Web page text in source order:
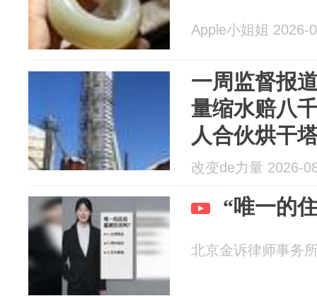
Apple小姐姐 2026-
一周监督报
量缩水赔八
人合伙烘干
年法院再推
改变de力量 2026-
“唯一的
北京金诉律师事务